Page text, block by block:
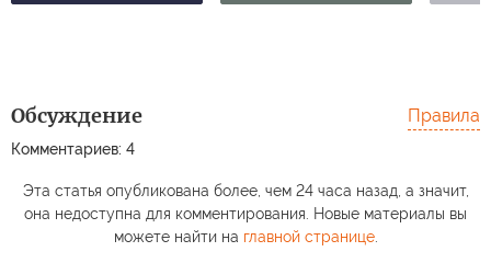
Обсуждение
Комментариев: 4
Правила
Эта статья опубликована более, чем 24 часа назад, а значит,
она недоступна для комментирования. Новые материалы вы
можете найти на главной странице.